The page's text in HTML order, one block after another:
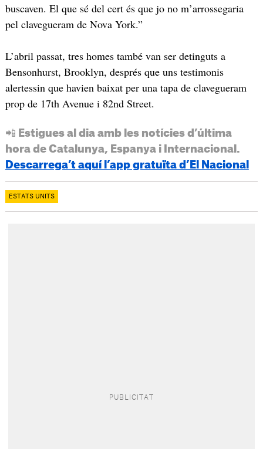
buscaven. El que sé del cert és que jo no m’arrossegaria
pel clavegueram de Nova York.”
L’abril passat, tres homes també van ser detinguts a
Bensonhurst, Brooklyn, després que uns testimonis
alertessin que havien baixat per una tapa de clavegueram
prop de 17th Avenue i 82nd Street.
📲 Estigues al dia amb les notícies d’última
hora de Catalunya, Espanya i Internacional.
Descarrega’t aquí l’app gratuïta d’El Nacional
ESTATS UNITS